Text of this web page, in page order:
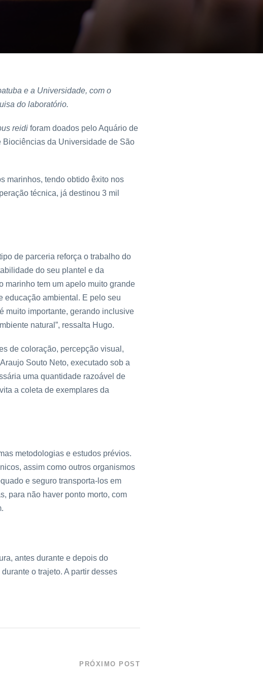
e a Universidade, com o
do laboratório.
reidi foram doados pelo Aquário de
da Universidade de São
marinhos, tendo obtido êxito nos
técnica, já destinou 3 mil
de parceria reforça o trabalho do
do seu plantel e da
marinho tem um apelo muito grande
educação ambiental. E pelo seu
muito importante, gerando inclusive
natural”, ressalta Hugo.
de coloração, percepção visual,
Souto Neto, executado sob a
uma quantidade razoável de
a coleta de exemplares da
metodologias e estudos prévios.
assim como outros organismos
e seguro transporta-los em
para não haver ponto morto, com
antes durante e depois do
o trajeto. A partir desses
PRÓXIMO POST